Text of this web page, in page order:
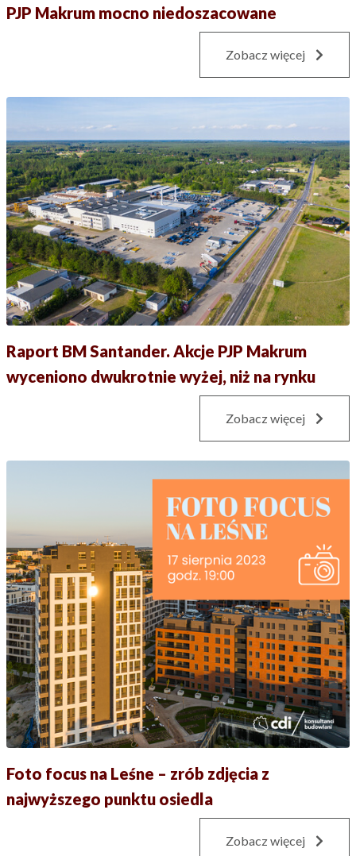
PJP Makrum mocno niedoszacowane
Zobacz więcej
Raport BM Santander. Akcje PJP Makrum
wyceniono dwukrotnie wyżej, niż na rynku
Zobacz więcej
Foto focus na Leśne – zrób zdjęcia z
najwyższego punktu osiedla
Zobacz więcej